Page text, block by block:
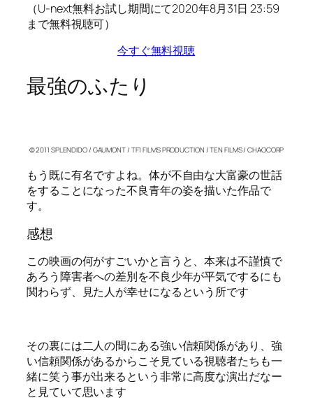
（U-next無料お試し期間にて2020年8月31日 23:59
まで無料視聴可）
今すぐ無料視聴
最強のふたり
© 2011 SPLENDIDO / GAUMONT / TF1 FILMS PRODUCTION / TEN FILMS / CHAOCORP
もう既に有名ですよね。体が不自由な大富豪の世話
をすることになった不良青年の姿を描いた作品で
す。
感想
この映画の何がすごいかと言うと、本来は不謹慎で
あろう障害者への差別を不良少年が平気でするにも
関わらず、見た人が幸せになるという所です
その裏には二人の間にある強い信頼関係があり、強
い信頼関係があるからこそ見ている視聴者たちも一
緒に笑う事が出来るという非常に高度な演出だなー
と見ていて思います